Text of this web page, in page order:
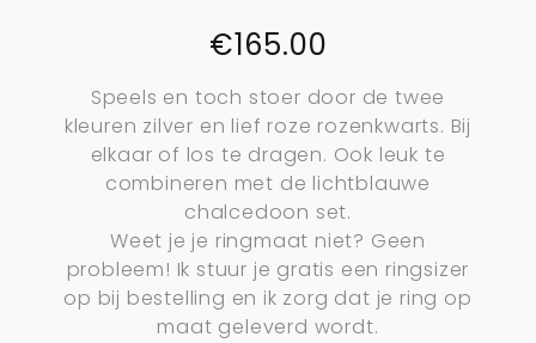
€165.00
Speels en toch stoer door de twee
kleuren zilver en lief roze rozenkwarts. Bij
elkaar of los te dragen. Ook leuk te
combineren met de lichtblauwe
chalcedoon set.
Weet je je ringmaat niet? Geen
probleem! Ik stuur je gratis een ringsizer
op bij bestelling en ik zorg dat je ring op
maat geleverd wordt.